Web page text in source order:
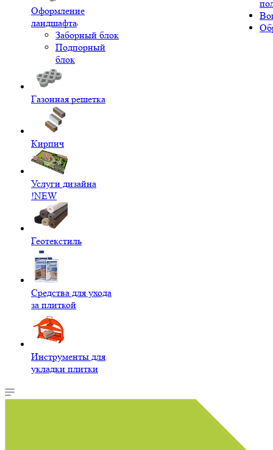
Оформление
ландшафта
Заборный блок
Подпорный
блок
Газонная решетка
Кирпич
Услуги дизайна
!NEW
Геотекстиль
Средства для ухода
за плиткой
Инструменты для
укладки плитки